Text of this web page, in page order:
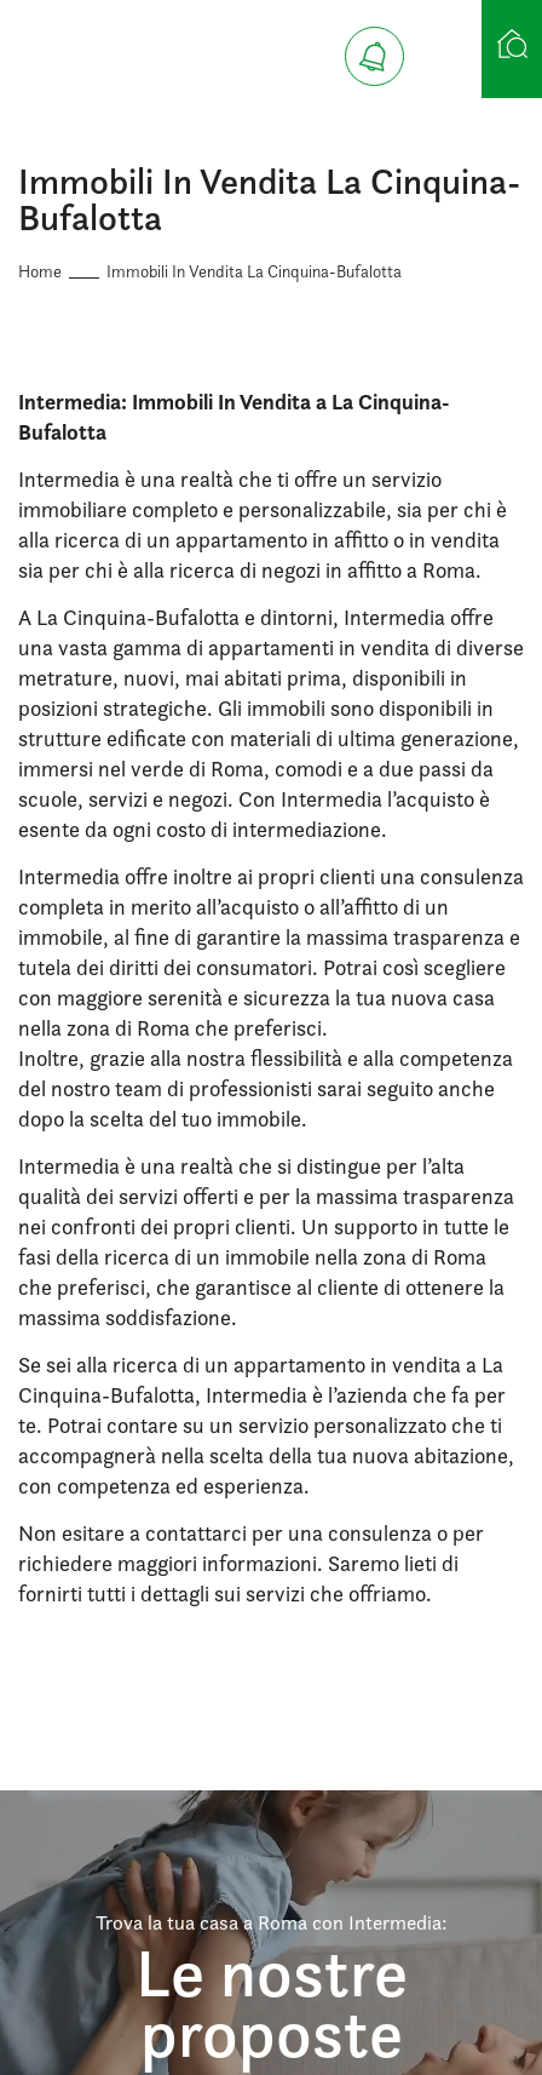
Ricerca case
Immobili In Vendita La Cinquina-
Bufalotta
Home Immobili In Vendita La Cinquina-Bufalotta
Intermedia: Immobili In Vendita a La Cinquina-
Bufalotta
Intermedia è una realtà che ti offre un servizio
immobiliare completo e personalizzabile, sia per chi è
alla ricerca di un appartamento in affitto o in vendita
sia per chi è alla ricerca di negozi in affitto a Roma.
A La Cinquina-Bufalotta e dintorni, Intermedia offre
una vasta gamma di appartamenti in vendita di diverse
metrature, nuovi, mai abitati prima, disponibili in
posizioni strategiche. Gli immobili sono disponibili in
strutture edificate con materiali di ultima generazione,
immersi nel verde di Roma, comodi e a due passi da
scuole, servizi e negozi. Con Intermedia l’acquisto è
esente da ogni costo di intermediazione.
Intermedia offre inoltre ai propri clienti una consulenza
completa in merito all’acquisto o all’affitto di un
immobile, al fine di garantire la massima trasparenza e
tutela dei diritti dei consumatori. Potrai così scegliere
con maggiore serenità e sicurezza la tua nuova casa
nella zona di Roma che preferisci.
Inoltre, grazie alla nostra flessibilità e alla competenza
del nostro team di professionisti sarai seguito anche
dopo la scelta del tuo immobile.
Intermedia è una realtà che si distingue per l’alta
qualità dei servizi offerti e per la massima trasparenza
nei confronti dei propri clienti. Un supporto in tutte le
fasi della ricerca di un immobile nella zona di Roma
che preferisci, che garantisce al cliente di ottenere la
massima soddisfazione.
Se sei alla ricerca di un appartamento in vendita a La
Cinquina-Bufalotta, Intermedia è l’azienda che fa per
te. Potrai contare su un servizio personalizzato che ti
accompagnerà nella scelta della tua nuova abitazione,
con competenza ed esperienza.
Non esitare a contattarci per una consulenza o per
richiedere maggiori informazioni. Saremo lieti di
fornirti tutti i dettagli sui servizi che offriamo.
Trova la tua casa a Roma con Intermedia:
Le nostre
proposte